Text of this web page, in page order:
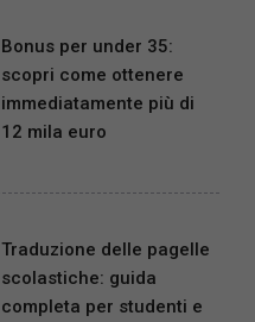
Bonus per under 35:
scopri come ottenere
immediatamente più di
12 mila euro
Traduzione delle pagelle
scolastiche: guida
completa per studenti e